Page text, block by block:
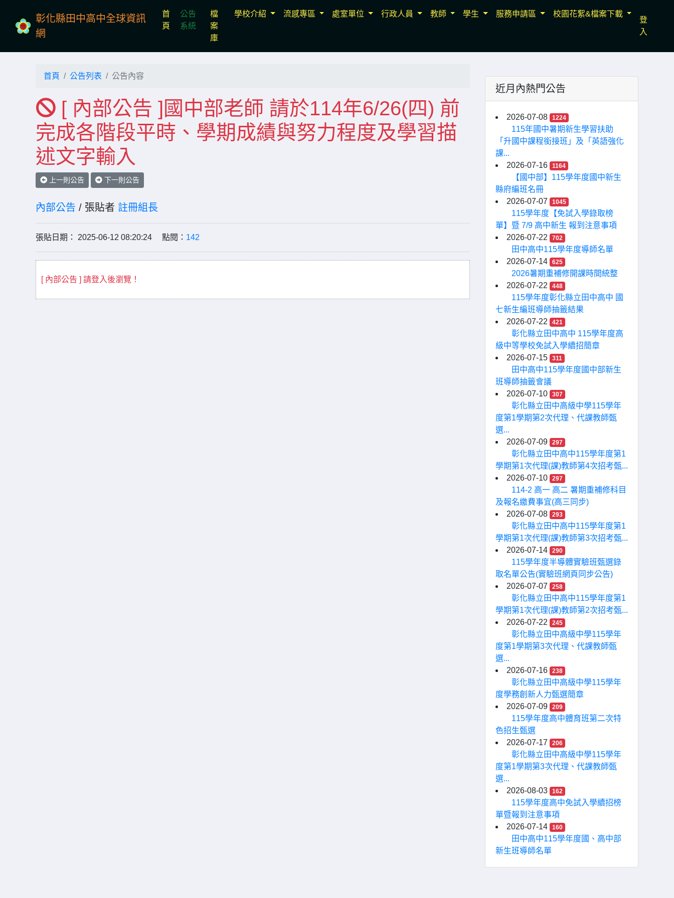
彰化縣田中高中全球資訊
網
首
頁 (current)
公告
系統
檔
案
庫
學校介紹 流感專區 處室單位 行政人員 教師 學生 服務申請區 校園花絮&檔案下載
登
入
首頁 公告列表 公告內容
[ 內部公告 ]國中部老師 請於114年6/26(四) 前
完成各階段平時、學期成績與努力程度及學習描
述文字輸入
上一則公告 下一則公告
內部公告 / 張貼者 註冊組長
張貼日期： 2025-06-12 08:20:24 點閱： 142
[ 內部公告 ] 請登入後瀏覽！
近月內熱門公告
2026-07-08 1224
115年國中暑期新生學習扶助
「升國中課程銜接班」及「英語強化
課...
2026-07-16
1164
【國中部】115學年度國中新生
縣府編班名冊
2026-07-07
1045
115學年度【免試入學錄取榜
單】暨 7/9 高中新生 報到注意事項
2026-07-22
702
田中高中115學年度導師名單
2026-07-14
625
2026暑期重補修開課時間統整
2026-07-22
448
115學年度彰化縣立田中高中 國
七新生編班導師抽籤結果
2026-07-22
421
彰化縣立田中高中 115學年度高
級中等學校免試入學續招簡章
2026-07-15
311
田中高中115學年度國中部新生
班導師抽籤會議
2026-07-10
307
彰化縣立田中高級中學115學年
度第1學期第2次代理、代課教師甄
選...
2026-07-09
297
彰化縣立田中高中115學年度第1
學期第1次代理(課)教師第4次招考甄...
2026-07-10
297
114-2 高一 高二 暑期重補修科目
及報名繳費事宜(高三同步)
2026-07-08
293
彰化縣立田中高中115學年度第1
學期第1次代理(課)教師第3次招考甄...
2026-07-14
290
115學年度半導體實驗班甄選錄
取名單公告(實驗班網頁同步公告)
2026-07-07
258
彰化縣立田中高中115學年度第1
學期第1次代理(課)教師第2次招考甄...
2026-07-22
245
彰化縣立田中高級中學115學年
度第1學期第3次代理、代課教師甄
選...
2026-07-16
238
彰化縣立田中高級中學115學年
度學務創新人力甄選簡章
2026-07-09
209
115學年度高中體育班第二次特
色招生甄選
2026-07-17
206
彰化縣立田中高級中學115學年
度第1學期第3次代理、代課教師甄
選...
2026-08-03
162
115學年度高中免試入學續招榜
單暨報到注意事項
2026-07-14
160
田中高中115學年度國、高中部
新生班導師名單